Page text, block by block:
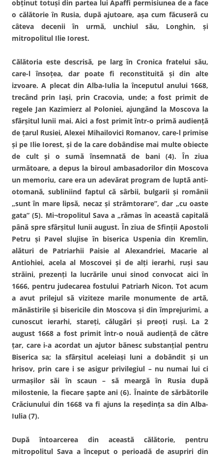
obţinut totuşi din partea lui Apaffi permisiunea de a face
o călătorie în Rusia, după ajutoare, aşa cum făcuseră cu
câteva decenii în urmă, unchiul său, Longhin, şi
mitropolitul Ilie Iorest.
Călătoria este descrisă, pe larg în Cronica fratelui său,
care-l însoţea, dar poate fi reconstituită şi din alte
izvoare. A plecat din Alba-Iulia la începutul anului 1668,
trecând prin Iaşi, prin Cracovia, unde; a fost primit de
regele Jan Kazimierz al Poloniei, ajungând la Moscova la
sfârşitul lunii mai. Aici a fost primit într-o primă audienţă
de ţarul Rusiei, Alexei Mihailovici Romanov, care-l primise
şi pe Ilie Iorest, şi de la care dobândise mai multe obiecte
de cult şi o sumă însemnată de bani (4). În ziua
următoare, a depus la biroul ambasadorilor din Moscova
un memoriu, care era un adevărat program de luptă anti-
otomană, subliniind faptul că sârbii, bulgarii şi românii
„sunt în mare lipsă, necaz şi strâmtorare”, dar „cu oaste
gata” (5). Mi¬tropolitul Sava a „rămas în această capitală
până spre sfârşitul lunii august. În ziua de Sfinţii Apostoli
Petru şi Pavel slujise în biserica Uspenia din Kremlin,
alături de Patriarhii Paisie al Alexandriei, Macarie al
Antiohiei, acela al Moscovei şi de alţi ierarhi, ruşi sau
străini, prezenţi la lucrările unui sinod convocat aici în
1666, pentru judecarea fostului Patriarh Nicon. Tot acum
a avut prilejul să viziteze marile monumente de artă,
mănăstirile şi bisericile din Moscova şi din împrejurimi, a
cunoscut ierarhi, stareţi, călugări şi preoţi ruşi. La 2
august 1668 a fost primit într-o nouă audienţă de către
ţar, care i-a acordat un ajutor bănesc substanţial pentru
Biserica sa; la sfârşitul aceleiaşi luni a dobândit şi un
hrisov, prin care i se asigur privilegiul – nu numai lui ci
urmaşilor săi în scaun – să meargă în Rusia după
milostenie, la fiecare şapte ani (6). Înainte de sărbătorile
Crăciunului din 1668 va fi ajuns la reşedinţa sa din Alba-
Iulia (7).
După întoarcerea din această călătorie, pentru
mitropolitul Sava a început o perioadă de asupriri din